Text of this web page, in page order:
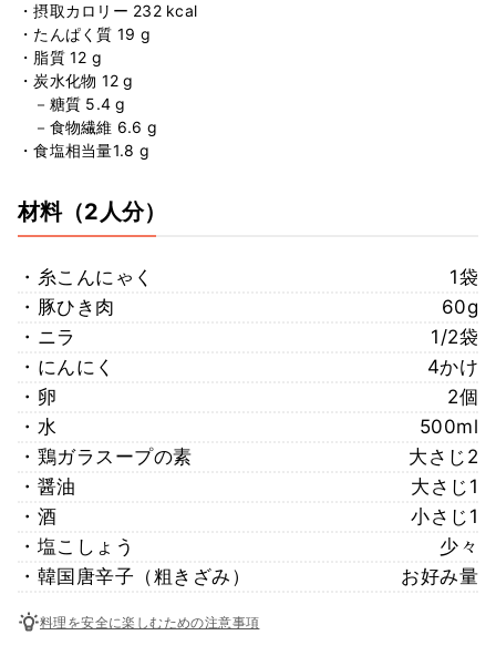
・摂取カロリー 232 kcal
・たんぱく質 19 g
・脂質 12 g
・炭水化物 12 g
－糖質 5.4 g
－食物繊維 6.6 g
・食塩相当量1.8 g
材料（2人分）
・糸こんにゃく
1袋
・豚ひき肉
60g
・ニラ
1/2袋
・にんにく
4かけ
・卵
2個
・水
500ml
・鶏ガラスープの素
大さじ2
・醤油
大さじ1
・酒
小さじ1
・塩こしょう
少々
・韓国唐辛子（粗きざみ）
お好み量
料理を安全に楽しむための注意事項